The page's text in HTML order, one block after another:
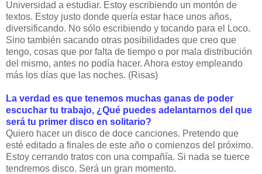
Universidad a estudiar. Estoy escribiendo un montón de
textos. Estoy justo donde quería estar hace unos años,
diversificando. No sólo escribiendo y tocando para el Loco.
Sino también sacando otras posibilidades que creo que
tengo, cosas que por falta de tiempo o por mala distribución
del mismo, antes no podía hacer. Ahora estoy empleando
más los días que las noches. (Risas)
La verdad es que tenemos muchas ganas de poder
escuchar tu trabajo, ¿Qué puedes adelantarnos del que
será tu primer disco en solitario?
Quiero hacer un disco de doce canciones. Pretendo que
esté editado a finales de este año o comienzos del próximo.
Estoy cerrando tratos con una compañía. Si nada se tuerce
tendremos disco. Será un gran momento.